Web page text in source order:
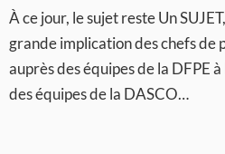
À ce jour, le sujet reste Un
grande implication des chefs de
auprès des équipes de la DFPE
des équipes de la DASCO…